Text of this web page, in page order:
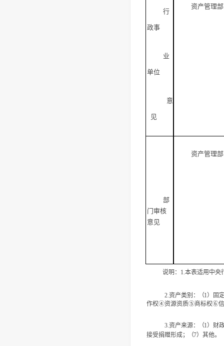
行
政事
业
单位
意
见
资产管理
部
门审核
意见
资产管理
说明： 1. 本表适用中央
2. 资产类别：（1 ）固
作权④资源资质⑤商标权⑥
3. 资产来源：（1）财
接受捐赠形成；（7）其他。